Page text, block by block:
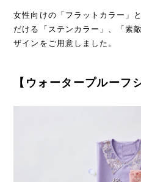
女性向けの「フラットカラー」
だける「ステンカラー」、「素
ザインをご用意しました。
【ウォータープルーフ